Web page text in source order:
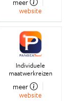
website
Individuele
maatwerkreizen
meer
website